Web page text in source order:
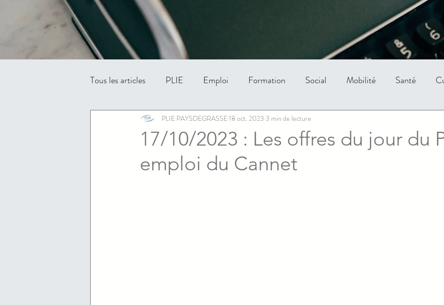
Tous les articles PLIE Emploi Formation Social Mobilité Santé
emploi
17/10/2023 : Les offres du jour du
emploi du Cannet
PLIE PAYSDEGRASSE18 oct. 2023 3 min de lecture